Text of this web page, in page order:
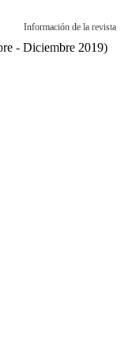
Información de la revista
- Diciembre 2019)